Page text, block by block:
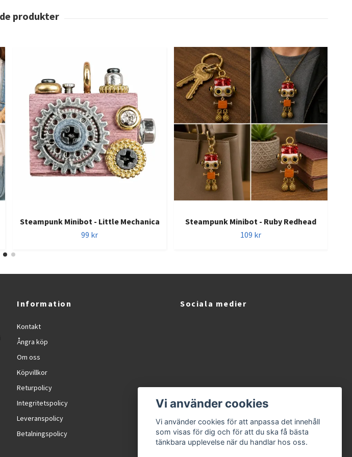
Steampunk Minibot - Little Mechanica
99 kr
Steampunk Minibot - Ruby Redhead
109 kr
Information
Kontakt
Ångra köp
Om oss
Köpvillkor
Returpolicy
Integritetspolicy
Leveranspolicy
Betalningspolicy
Sociala medier
Vi använder cookies
Vi använder cookies för att anpassa det innehåll
som visas för dig och för att du ska få bästa
tänkbara upplevelse när du handlar hos oss.